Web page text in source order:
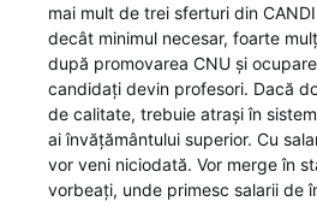
mai mult de trei sferturi din
decât minimul necesar, foarte
după promovarea CNU și
candidați devin profesori. Dacă
de calitate, trebuie atrași în
ai învățământului superior. Cu
vor veni niciodată. Vor merge în
vorbeați, unde primesc salarii de